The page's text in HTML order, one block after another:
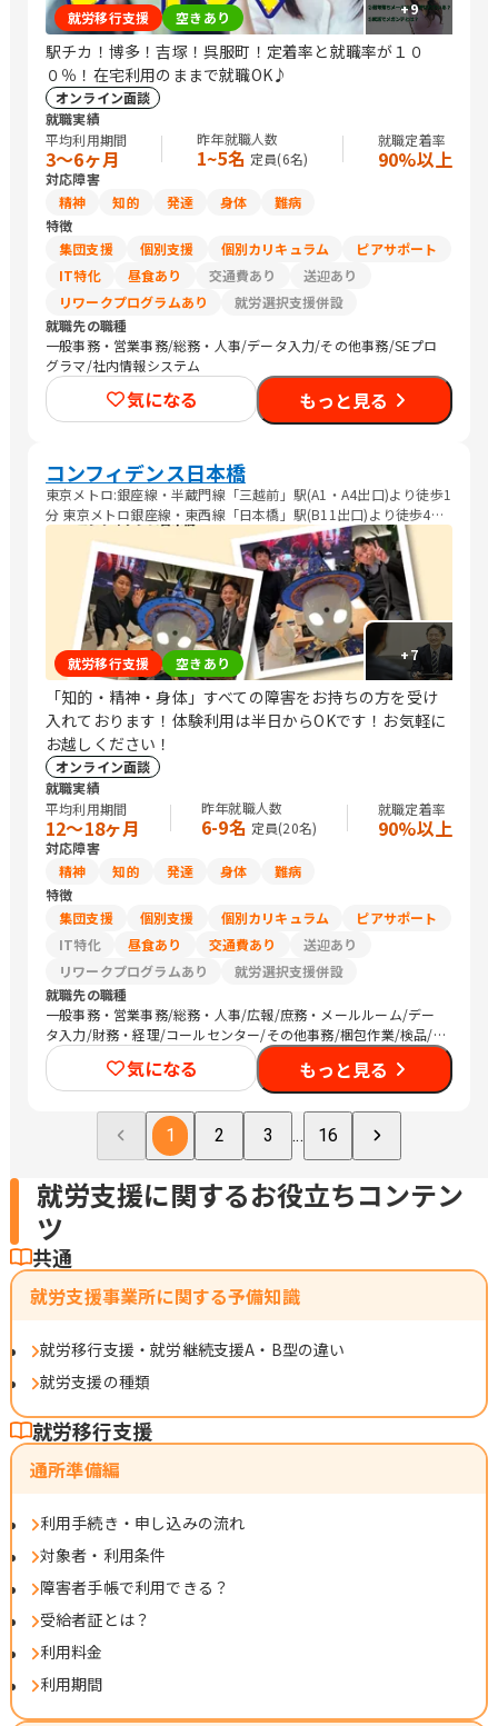
+9
就労移行支援 空きあり
駅チカ！博多！吉塚！呉服町！定着率と就職率が１０
０％！在宅利用のままで就職OK♪
オンライン面談
就職実績
平均利用期間
3〜6ヶ月
昨年就職人数
1~5名 定員(6名)
就職定着率
90%以上
対応障害
精神
知的 発達 身体
難病
特徴
集団支援
個別支援 個別カリキュラム
ピアサポート
IT特化
昼食あり 交通費あり
送迎あり
リワークプログラムあり
就労選択支援併設
就職先の職種
一般事務・営業事務/総務・人事/データ入力/その他事務/SEプロ
グラマ/社内情報システム
気になる もっと見る
コンフィデンス日本橋
東京メトロ:銀座線・半蔵門線「三越前」駅(A1・A4出口)より徒歩1
分 東京メトロ銀座線・東西線「日本橋」駅(B11出口)より徒歩4分
都営地下鉄都営浅草線「日本橋」駅より徒歩5分
+7
就労移行支援 空きあり
「知的・精神・身体」すべての障害をお持ちの方を受け
入れております！体験利用は半日からOKです！お気軽に
お越しください！
オンライン面談
就職実績
平均利用期間
12〜18ヶ月
昨年就職人数
6-9名 定員(20名)
就職定着率
90%以上
対応障害
精神
知的 発達 身体
難病
特徴
集団支援
個別支援 個別カリキュラム
ピアサポート
IT特化
昼食あり 交通費あり
送迎あり
リワークプログラムあり
就労選択支援併設
就職先の職種
一般事務・営業事務/総務・人事/広報/庶務・メールルーム/デー
タ入力/財務・経理/コールセンター/その他事務/梱包作業/検品/
組立・組付け/その他軽作業/バックヤード・商品管理/調理師/清
掃/農作業/その他気になる もっと見る
1 2 3 ... 16
就労支援に関するお役立ちコンテン
ツ
共通
就労支援事業所に関する予備知識
就労移行支援・就労継続支援A・B型の違い
就労支援の種類
就労移行支援
通所準備編
利用手続き・申し込みの流れ
対象者・利用条件
障害者手帳で利用できる？
受給者証とは？
利用料金
利用期間